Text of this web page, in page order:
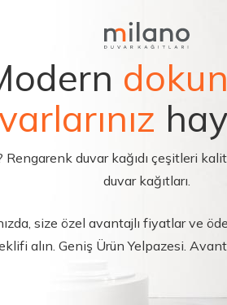
Rengarenk duvar kağıdı çeşitleri
duvar kağıtları.
size özel avantajlı fiyatlar ve
alın. Geniş Ürün Yelpazesi.